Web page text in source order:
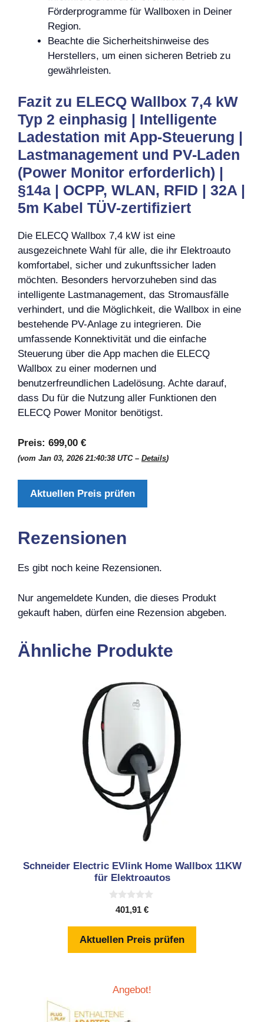
Förderprogramme für Wallboxen in Deiner
Region.
Beachte die Sicherheitshinweise des
Herstellers, um einen sicheren Betrieb zu
gewährleisten.
Fazit zu ELECQ Wallbox 7,4 kW
Typ 2 einphasig | Intelligente
Ladestation mit App-Steuerung |
Lastmanagement und PV-Laden
(Power Monitor erforderlich) |
§14a | OCPP, WLAN, RFID | 32A |
5m Kabel TÜV-zertifiziert
Die ELECQ Wallbox 7,4 kW ist eine
ausgezeichnete Wahl für alle, die ihr Elektroauto
komfortabel, sicher und zukunftssicher laden
möchten. Besonders hervorzuheben sind das
intelligente Lastmanagement, das Stromausfälle
verhindert, und die Möglichkeit, die Wallbox in eine
bestehende PV-Anlage zu integrieren. Die
umfassende Konnektivität und die einfache
Steuerung über die App machen die ELECQ
Wallbox zu einer modernen und
benutzerfreundlichen Ladelösung. Achte darauf,
dass Du für die Nutzung aller Funktionen den
ELECQ Power Monitor benötigst.
Preis: 699,00 €
(vom Jan 03, 2026 21:40:38 UTC – Details)
Aktuellen Preis prüfen
Rezensionen
Es gibt noch keine Rezensionen.
Nur angemeldete Kunden, die dieses Produkt
gekauft haben, dürfen eine Rezension abgeben.
Ähnliche Produkte
Schneider Electric EVlink Home Wallbox 11KW
für Elektroautos
5
401,91 €
Aktuellen Preis prüfen
Angebot!